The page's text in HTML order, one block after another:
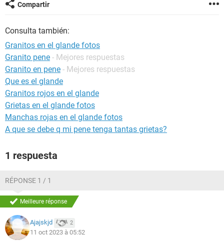
Compartir
Consulta también:
Granitos en el glande fotos
Granito pene - Mejores respuestas
Granito en pene - Mejores respuestas
Que es el glande
Granitos rojos en el glande
Grietas en el glande fotos
Manchas rojas en el glande fotos
A que se debe q mi pene tenga tantas grietas?
1 respuesta
RÉPONSE 1 / 1
Meilleure réponse
Ajajskjd 2
11 oct 2023 à 05:52